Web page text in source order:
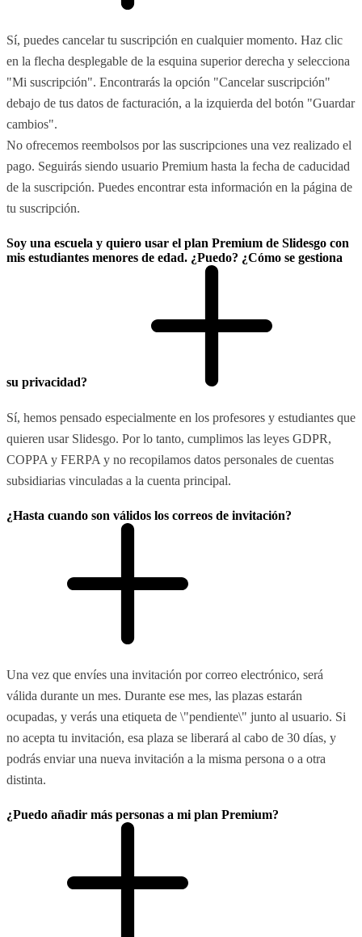
Sí, puedes cancelar tu suscripción en cualquier momento. Haz clic
en la flecha desplegable de la esquina superior derecha y selecciona
"Mi suscripción". Encontrarás la opción "Cancelar suscripción"
debajo de tus datos de facturación, a la izquierda del botón "Guardar
cambios".
No ofrecemos reembolsos por las suscripciones una vez realizado el
pago. Seguirás siendo usuario Premium hasta la fecha de caducidad
de la suscripción. Puedes encontrar esta información en la página de
tu suscripción.
Soy una escuela y quiero usar el plan Premium de Slidesgo con
mis estudiantes menores de edad. ¿Puedo? ¿Cómo se gestiona
su privacidad?
Sí, hemos pensado especialmente en los profesores y estudiantes que
quieren usar Slidesgo. Por lo tanto, cumplimos las leyes GDPR,
COPPA y FERPA y no recopilamos datos personales de cuentas
subsidiarias vinculadas a la cuenta principal.
¿Hasta cuando son válidos los correos de invitación?
Una vez que envíes una invitación por correo electrónico, será
válida durante un mes. Durante ese mes, las plazas estarán
ocupadas, y verás una etiqueta de \"pendiente\" junto al usuario. Si
no acepta tu invitación, esa plaza se liberará al cabo de 30 días, y
podrás enviar una nueva invitación a la misma persona o a otra
distinta.
¿Puedo añadir más personas a mi plan Premium?